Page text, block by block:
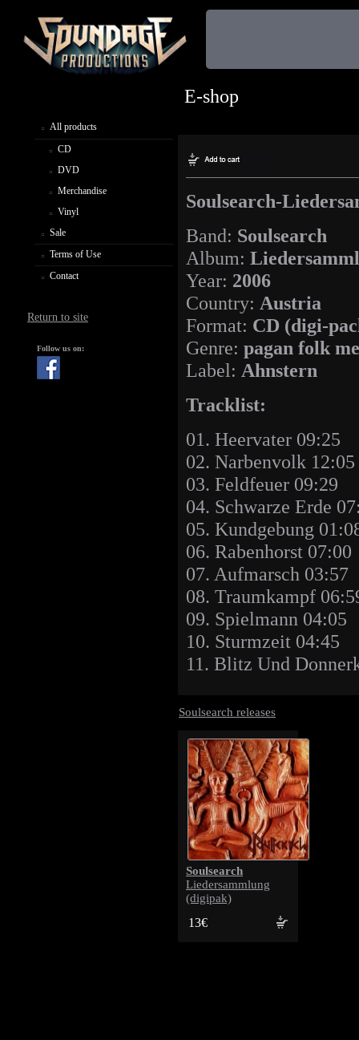
All products
CD
DVD
Merchandise
Vinyl
Sale
Terms of Use
Contact
Return to site
Follow us on:
E-shop
Soulsearch-
Band: Soulsearch
Album:
Year: 2006
Country: Austria
Format: CD (digi-
Genre: pagan folk
Label: Ahnstern
Tracklist:
01. Heervater 09:25
02. Narbenvolk 12:05
03. Feldfeuer 09:29
04. Schwarze Erde
05. Kundgebung
06. Rabenhorst 07:00
07. Aufmarsch 03:57
08. Traumkampf
09. Spielmann 04:05
10. Sturmzeit 04:45
11. Blitz Und
Soulsearch releases
Soulsearch
Liedersammlung
(digipak)
13€